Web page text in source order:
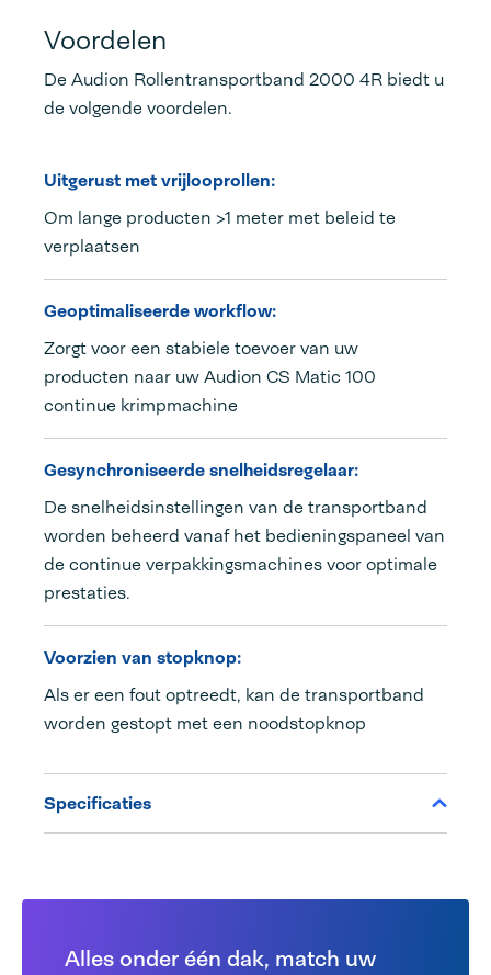
Voordelen
De Audion Rollentransportband 2000 4R biedt u
de volgende voordelen.
Uitgerust met vrijlooprollen:
Om lange producten >1 meter met beleid te
verplaatsen
Geoptimaliseerde workflow:
Zorgt voor een stabiele toevoer van uw
producten naar uw Audion CS Matic 100
continue krimpmachine
Gesynchroniseerde snelheidsregelaar:
De snelheidsinstellingen van de transportband
worden beheerd vanaf het bedieningspaneel van
de continue verpakkingsmachines voor optimale
prestaties.
Voorzien van stopknop:
Als er een fout optreedt, kan de transportband
worden gestopt met een noodstopknop
Specificaties
Alles onder één dak, match uw